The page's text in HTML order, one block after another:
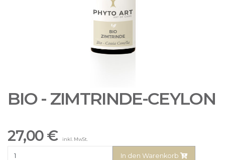
BIO - ZIMTRINDE-CEYLON
27,00 € inkl. MwSt.
In den Warenkorb